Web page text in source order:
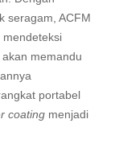
seragam, ACFM
memandu
portabel
coating menjadi